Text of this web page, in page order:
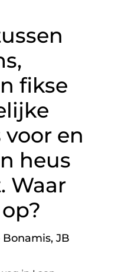
fikse
en
heus
Waar
Bonamis, JB